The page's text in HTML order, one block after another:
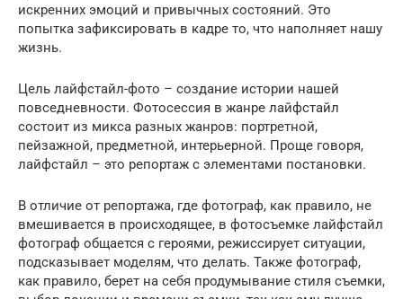
искренних эмоций и привычных состояний. Это
попытка зафиксировать в кадре то, что наполняет нашу
жизнь.
Цель лайфстайл-фото – создание истории нашей
повседневности. Фотосессия в жанре лайфстайл
состоит из микса разных жанров: портретной,
пейзажной, предметной, интерьерной. Проще говоря,
лайфстайл – это репортаж с элементами постановки.
В отличие от репортажа, где фотограф, как правило, не
вмешивается в происходящее, в фотосъемке лайфстайл
фотограф общается с героями, режиссирует ситуации,
подсказывает моделям, что делать. Также фотограф,
как правило, берет на себя продумывание стиля съемки,